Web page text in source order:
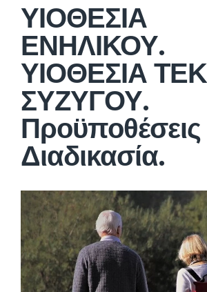
ΥΙΟΘΕΣΙΑ
ΕΝΗΛΙΚΟΥ.
ΥΙΟΘΕΣΙΑ
ΣΥΖΥΓΟΥ.
Προϋποθέσεις
Διαδικασία.